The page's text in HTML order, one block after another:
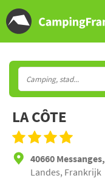
LA CÔTE
40660 Messanges,
Landes, Frankrijk